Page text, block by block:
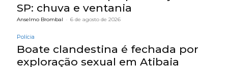
SP: chuva e ventania
Anselmo Brombal - 6 de agosto de 2026
Polícia
Boate clandestina é fechada por
exploração sexual em Atibaia